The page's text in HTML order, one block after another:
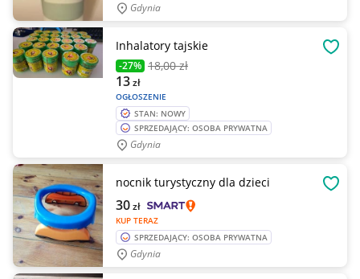
Gdynia
Inhalatory tajskie
-27% 18,00 zł
OGŁOSZENIE
13zł
STAN: NOWY
SPRZEDAJĄCY: OSOBA PRYWATNA
Gdynia
nocnik turystyczny dla dzieci
KUP TERAZ
30zł
SPRZEDAJĄCY: OSOBA PRYWATNA
Gdynia